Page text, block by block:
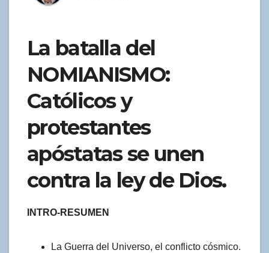
La batalla del
NOMIANISMO:
Católicos y
protestantes
apóstatas se unen
contra la ley de Dios.
INTRO-RESUMEN
La Guerra del Universo, el conflicto cósmico.